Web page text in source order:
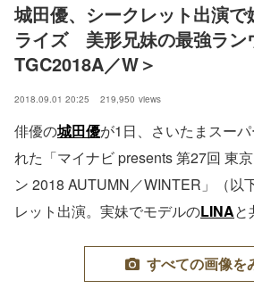
城田優、シークレット出演
ライズ　美形兄妹の最強ラン
TGC2018A／W＞
2018.09.01 20:25 219,950 views
俳優の城田優が1日、さいたまスー
れた「マイナビ presents 第27回 東
ン 2018 AUTUMN／WINTER」（以
レット出演。実妹でモデルのLINAと
すべての画像を